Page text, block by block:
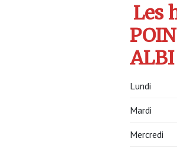
Les
ALBI
Lundi
Mardi
Mercredi